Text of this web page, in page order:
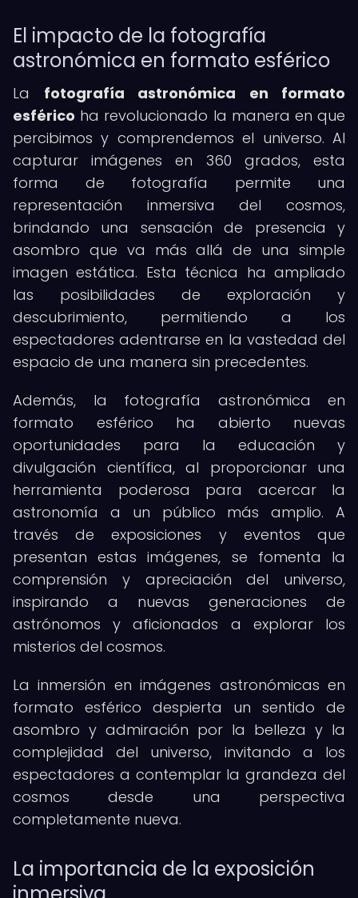
El impacto de la fotografía
astronómica en formato esférico
La fotografía astronómica en formato
esférico ha revolucionado la manera en que
percibimos y comprendemos el universo. Al
capturar imágenes en 360 grados, esta
forma de fotografía permite una
representación inmersiva del cosmos,
brindando una sensación de presencia y
asombro que va más allá de una simple
imagen estática. Esta técnica ha ampliado
las posibilidades de exploración y
descubrimiento, permitiendo a los
espectadores adentrarse en la vastedad del
espacio de una manera sin precedentes.
Además, la fotografía astronómica en
formato esférico ha abierto nuevas
oportunidades para la educación y
divulgación científica, al proporcionar una
herramienta poderosa para acercar la
astronomía a un público más amplio. A
través de exposiciones y eventos que
presentan estas imágenes, se fomenta la
comprensión y apreciación del universo,
inspirando a nuevas generaciones de
astrónomos y aficionados a explorar los
misterios del cosmos.
La inmersión en imágenes astronómicas en
formato esférico despierta un sentido de
asombro y admiración por la belleza y la
complejidad del universo, invitando a los
espectadores a contemplar la grandeza del
cosmos desde una perspectiva
completamente nueva.
La importancia de la exposición